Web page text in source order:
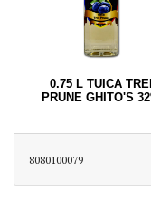
0.75 L TUICA TREI
PRUNE GHITO'S
8080100079